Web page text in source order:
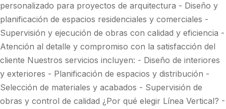
personalizado para proyectos de arquitectura - Diseño y
planificación de espacios residenciales y comerciales -
Supervisión y ejecución de obras con calidad y eficiencia -
Atención al detalle y compromiso con la satisfacción del
cliente Nuestros servicios incluyen: - Diseño de interiores
y exteriores - Planificación de espacios y distribución -
Selección de materiales y acabados - Supervisión de
obras y control de calidad ¿Por qué elegir Línea Vertical? -